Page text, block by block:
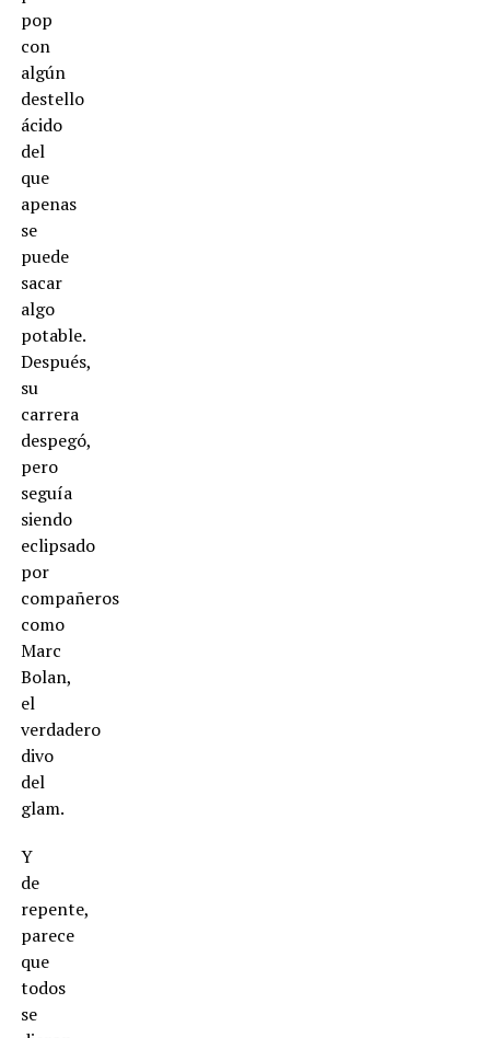
pop
con
algún
destello
ácido
del
que
apenas
se
puede
sacar
algo
potable.
Después,
su
carrera
despegó,
pero
seguía
siendo
eclipsado
por
compañeros
como
Marc
Bolan,
el
verdadero
divo
del
glam.
Y
de
repente,
parece
que
todos
se